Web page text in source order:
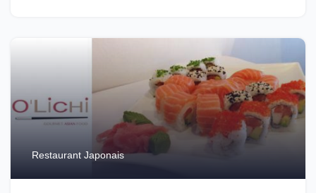
Restaurant Japonais